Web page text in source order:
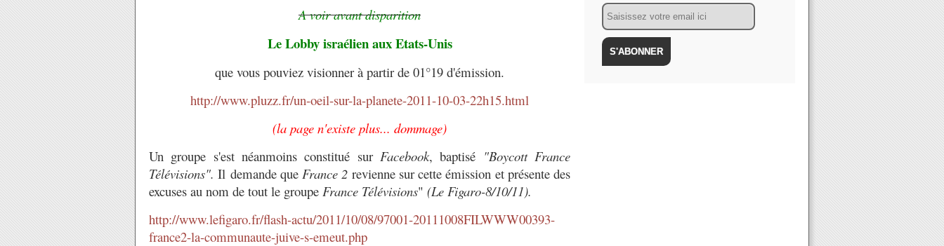
A voir avant disparition
Le Lobby israélien aux Etats-Unis
que vous pouviez visionner à partir de 01°19 d'émission.
http://www.pluzz.fr/un-oeil-sur-la-planete-2011-10-03-22h15.html
(la page n'existe plus... dommage)
Un groupe s'est néanmoins constitué sur Facebook, baptisé "Boycott France
Télévisions". Il demande que France 2 revienne sur cette émission et présente des
excuses au nom de tout le groupe France Télévisions" (Le Figaro-8/10/11).
http://www.lefigaro.fr/flash-actu/2011/10/08/97001-20111008FILWWW00393-
france2-la-communaute-juive-s-emeut.php
Email